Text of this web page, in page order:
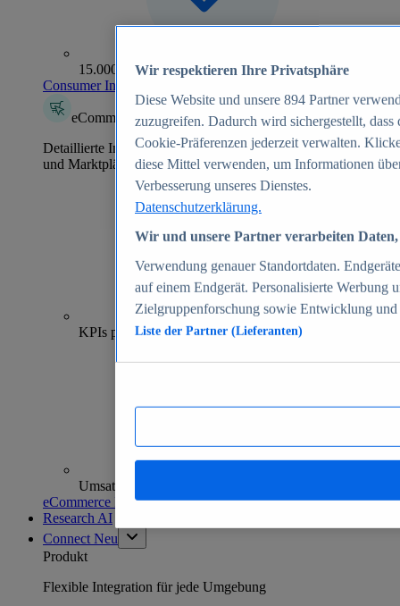
15.000+ Marken
Consumer Insights entdecken
eCommerce Insights
Detaillierte Informationen zu mehr als 39.000 Online-Shops
und Marktplätzen
70+
KPIs pro Shop
Umsatzanalysen und -prognosen
eCommerce Insights entdecken
Research AI
Connect Neu
Produkt
Flexible Integration für jede Umgebung
Wir respektieren Ihre Privatsphäre
Diese Website und unsere 894 Partner
zuzugreifen. Dadurch wird sichergestellt,
Cookie-Präferenzen jederzeit verwalten.
diese Mittel verwenden, um Informationen
Verbesserung unseres Dienstes.
Datenschutzerklärung.
Wir und unsere Partner verarbeiten
Verwendung genauer Standortdaten.
auf einem Endgerät. Personalisierte Werbung
Zielgruppenforschung sowie Entwicklung
Liste der Partner (Lieferanten)